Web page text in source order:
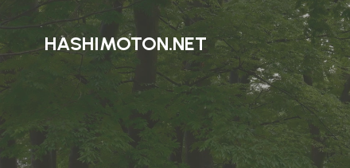
HASHIMOTON.NET